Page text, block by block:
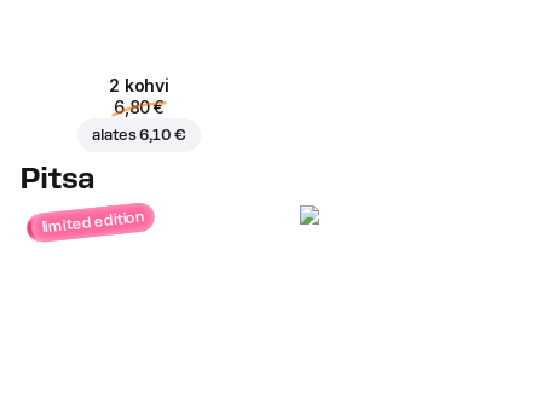
2 kohvi
6,80 €
alates6,10 €
Pitsa
limited edition